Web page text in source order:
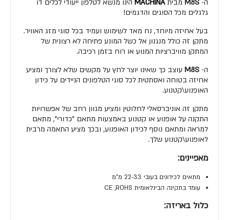
ה- M8S מביתMACHINA הינו מנשא לטלפון ייעודי לכלים דו
גלגלים מכל הסוגים והדגמים!
בעל אחיזה מיוחד, נח מאד לשימוש ועמיד בכל סוגי מזג האוויר.
מתקן זה כולל מנגנון אל כשל המונע פתיחה לא רצונית של
המתקן מוויברציות המנוע או רוח בזמן רכיבה.
ה- M8S עוצב כך שאינו יוצר לחץ על מקשים שלא לצורך ומציע
אחיזה בטוחה ואסתטית לכל סוגי הטלפונים הניידים על כידון
האופנוע\קטנוע.
מתקן זה אוניברסאלי לחלוטין ומציע מגוון רחב של אפשרויות
התקנה על אופנוע או קטנוע באמצעות מתאם "כדורי", מתאם
למראה ומתאם נוסף לכידון האופנוע, ובכך מציע התאמה מרבית
לאופנוע\קטנוע שלך.
מאפיינים:
מתאים לכידונים בעובי 22-33 מ"מ
עומד בתקינה הבינלאומית CE ,ROHS
כלול באריזה: